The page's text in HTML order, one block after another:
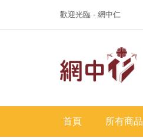
歡迎光臨 - 網中仁
首頁 所有商品